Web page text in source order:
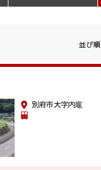
並び順
別府市大字内竈